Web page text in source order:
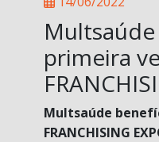
primeira
Multsaúde
FRANCHISING